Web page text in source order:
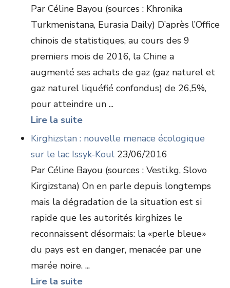
Par Céline Bayou (sources : Khronika
Turkmenistana, Eurasia Daily) D’après l’Office
chinois de statistiques, au cours des 9
premiers mois de 2016, la Chine a
augmenté ses achats de gaz (gaz naturel et
gaz naturel liquéfié confondus) de 26,5%,
pour atteindre un ...
Lire la suite
Kirghizstan : nouvelle menace écologique
sur le lac Issyk-Koul 23/06/2016
Par Céline Bayou (sources : Vesti.kg, Slovo
Kirgizstana) On en parle depuis longtemps
mais la dégradation de la situation est si
rapide que les autorités kirghizes le
reconnaissent désormais: la «perle bleue»
du pays est en danger, menacée par une
marée noire. ...
Lire la suite